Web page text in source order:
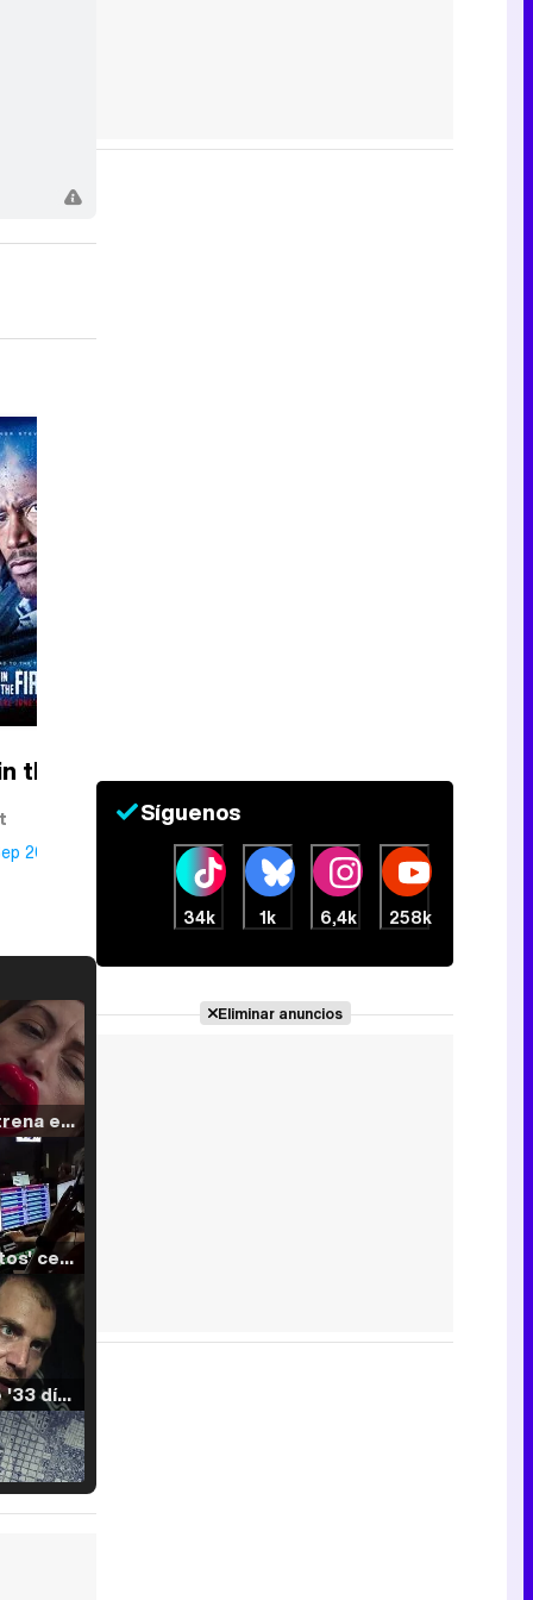
the
2016
Filmin estrena el tráiler de 'Millennial Mal', su nueva comedia universitaria de la mano de Lorena Iglesias
'120 Minutos' celebra sus 2.000 programas en Telemadrid con un vídeo del día a día en la redacción
Tráiler de '33 días', la nueva serie de Atresplayer con Julián Villagrán y José Manuel Poga
Síguenos
34k 1k 6,4k 258k
Eliminar anuncios